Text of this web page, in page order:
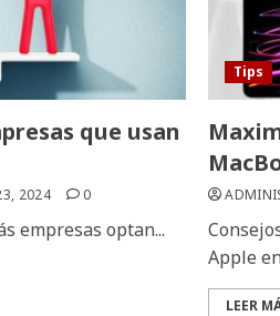
que usan
2024 0
empresas optan...
Tips
Apple
LEER